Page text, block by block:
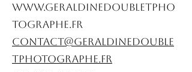
www.geraldinedoubletpho
tographe.fr
contact@geraldinedouble
tphotographe.fr